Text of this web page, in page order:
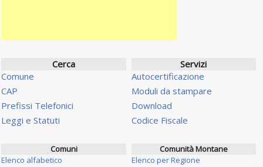
Cerca
Comune
CAP
Prefissi Telefonici
Leggi e Statuti
Servizi
Autocertificazione
Moduli da stampare
Download
Codice Fiscale
Comuni
Elenco alfabetico
Comunità Montane
Elenco per Regione